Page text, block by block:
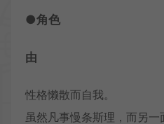
●角色
由
性格懒散而自我。
虽然凡事慢条斯理，而另一